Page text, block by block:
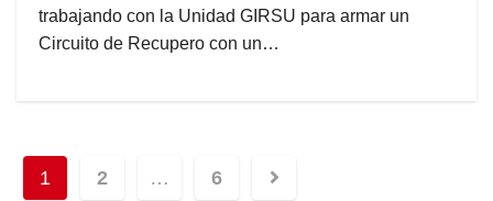
trabajando con la Unidad GIRSU para armar un
Circuito de Recupero con un…
Navegación
1 2 … 6